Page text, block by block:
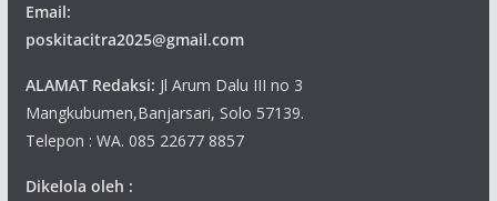
Email:
poskitacitra2025@gmail.com
ALAMAT Redaksi: Jl Arum Dalu III no 3
Mangkubumen,Banjarsari, Solo 57139.
Telepon : WA. 085 22677 8857
Dikelola oleh :